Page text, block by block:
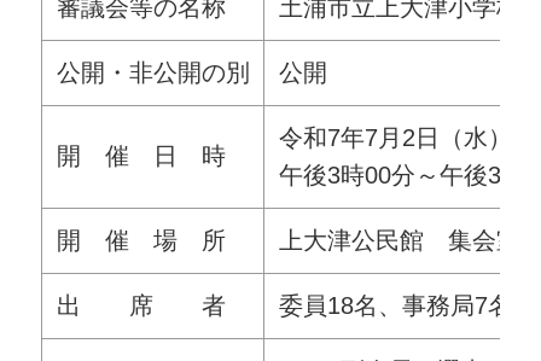
審議会等の名称 土浦市立上大津小学校
公開・非公開の別 公開
開 催 日 時
令和7年7月2日（水）
午後3時00分～午後3時
開 催 場 所 上大津公民館 集会室
出 席 者 委員18名、事務局7名